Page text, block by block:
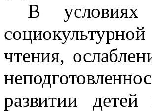
В условиях
чтения,
развитии